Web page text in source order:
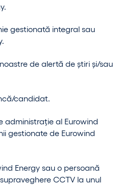
gestionată integral sau
de alertă de știri și/sau
candidat.
administrație al Eurowind
gestionate de Eurowind
Energy sau o persoană
CCTV la unul